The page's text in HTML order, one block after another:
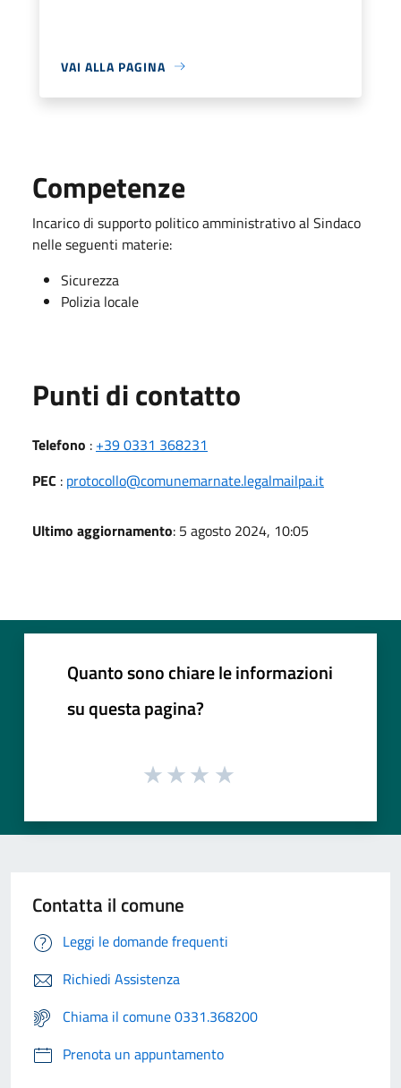
VAI ALLA PAGINA
Competenze
Incarico di supporto politico amministrativo al Sindaco
nelle seguenti materie:
Sicurezza
Polizia locale
Punti di contatto
Telefono : +39 0331 368231
PEC : protocollo@comunemarnate.legalmailpa.it
Ultimo aggiornamento: 5 agosto 2024, 10:05
Quanto sono chiare le informazioni
su questa pagina?
Contatta il comune
Leggi le domande frequenti
Richiedi Assistenza
Chiama il comune 0331.368200
Prenota un appuntamento